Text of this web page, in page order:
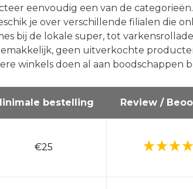
eenvoudig een van de
je over verschillende filialen die
bij de lokale super, tot
geen uitverkochte
winkels doen al aan boodschappen
bestelling Review /
€25